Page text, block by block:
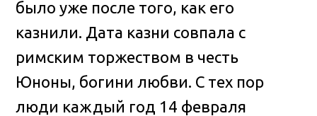
было уже после того, как его
казнили. Дата казни совпала с
римским торжеством в честь
Юноны, богини любви. С тех пор
люди каждый год 14 февраля